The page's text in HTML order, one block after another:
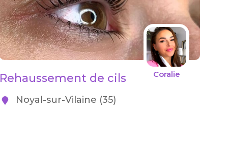
Coralie
Rehaussement de cils
Noyal-sur-Vilaine (35)